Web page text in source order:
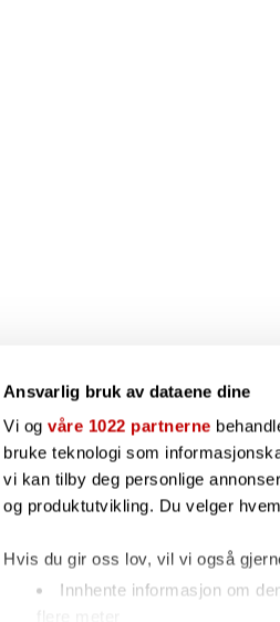
Ansvarlig bruk av dataene dine
Vi ogvåre 1022 partnerne
bruke teknologi som
vi kan tilby deg personlige
og produktutvikling. Du velger
Hvis du gir oss lov, vil vi også
Innhente informasjon om
flere meter